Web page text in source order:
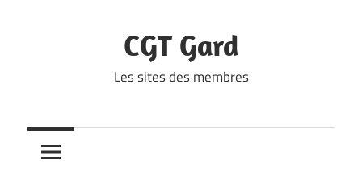
CGT Gard
Les sites des membres